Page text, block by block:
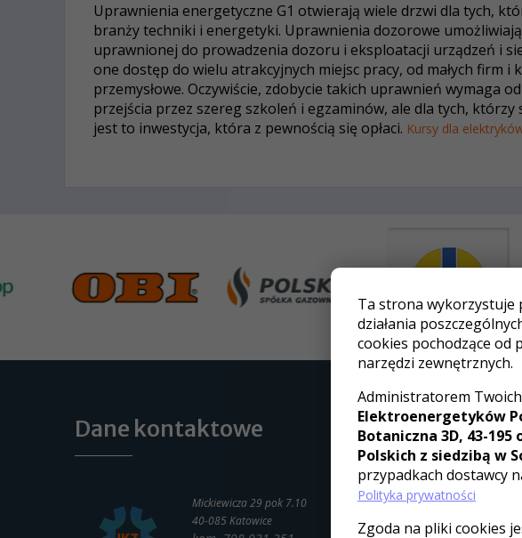
Uprawnienia energetyczne G1 otwierają wiele drzwi dla tych,
branży techniki i energetyki. Uprawnienia dozorowe
uprawnionej do prowadzenia dozoru i eksploatacji urządzeń i
one dostęp do wielu atrakcyjnych miejsc pracy, od małych firm i
przemysłowe. Oczywiście, zdobycie takich uprawnień wymaga
przejścia przez szereg szkoleń i egzaminów, ale dla tych,
jest to inwestycja, która z pewnością się opłaci. Kursy dla
Dane kontaktowe
Mickiewicza 29 pok 7.10
40-085 Katowice
O nas
Oferujemy
pierwszej
Ta strona wykorzystuje
działania
cookies pochodzące od
narzędzi zewnętrznych.
Administratorem
Elektroenergetyków
Botaniczna 3D, 43-
Polskich z siedzibą w
przypadkach dostawcy
Polityka prywatności
Zgoda na pliki cookies